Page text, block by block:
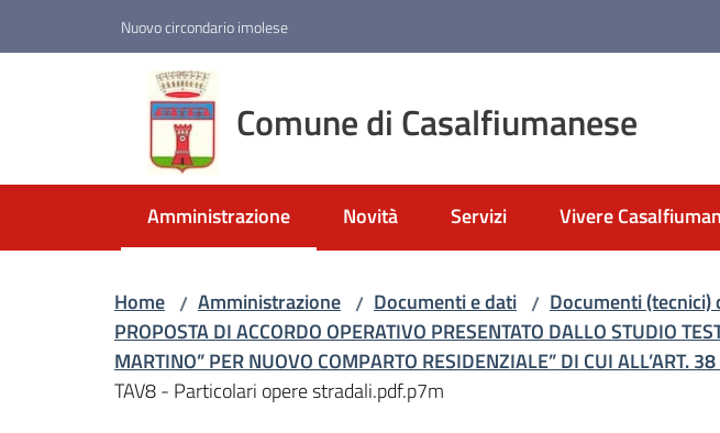
Nuovo circondario imolese
Comune di Casalfiumanese
Amministrazione
Menu selezionato Novità Servizi Vivere
Home / Amministrazione / Documenti e dati / Documenti
PROPOSTA DI ACCORDO OPERATIVO PRESENTATO DALLO STUDIO
MARTINO” PER NUOVO COMPARTO RESIDENZIALE” DI CUI
TAV8 - Particolari opere stradali.pdf.p7m